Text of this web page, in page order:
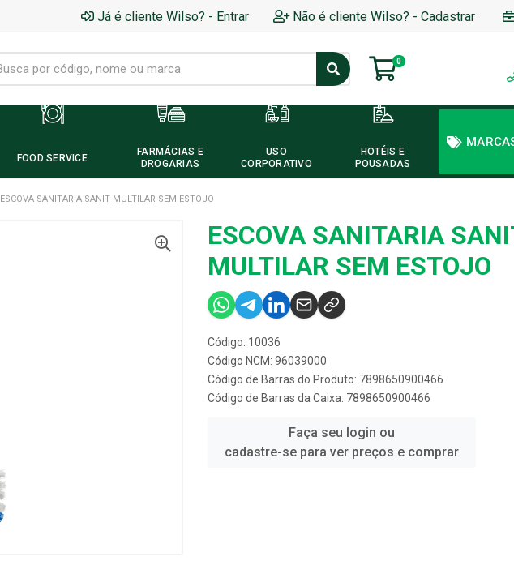
Já é cliente Wilso? - Entrar Não é cliente Wilso? - Cadastrar
0
FOOD SERVICE
FARMÁCIAS E
DROGARIAS
USO
CORPORATIVO
HOTÉIS E
POUSADAS
ESCOVA SANITARIA SANIT MULTILAR SEM ESTOJO
ESCOVA SANITARIA
MULTILAR SEM ESTOJO
Código: 10036
Código NCM: 96039000
Código de Barras do Produto: 7898650900466
Código de Barras da Caixa: 7898650900466
Faça seu login ou
cadastre-se para ver preços e comprar